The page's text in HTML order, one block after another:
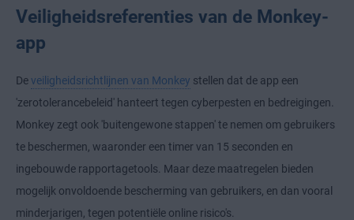
Veiligheidsreferenties van de Monkey-
app
Deveiligheidsrichtlijnen van Monkey stellen dat de app een
'zerotolerancebeleid' hanteert tegen cyberpesten en bedreigingen.
Monkey zegt ook 'buitengewone stappen' te nemen om gebruikers
te beschermen, waaronder een timer van 15 seconden en
ingebouwde rapportagetools. Maar deze maatregelen bieden
mogelijk onvoldoende bescherming van gebruikers, en dan vooral
minderjarigen, tegen potentiële online risico's.